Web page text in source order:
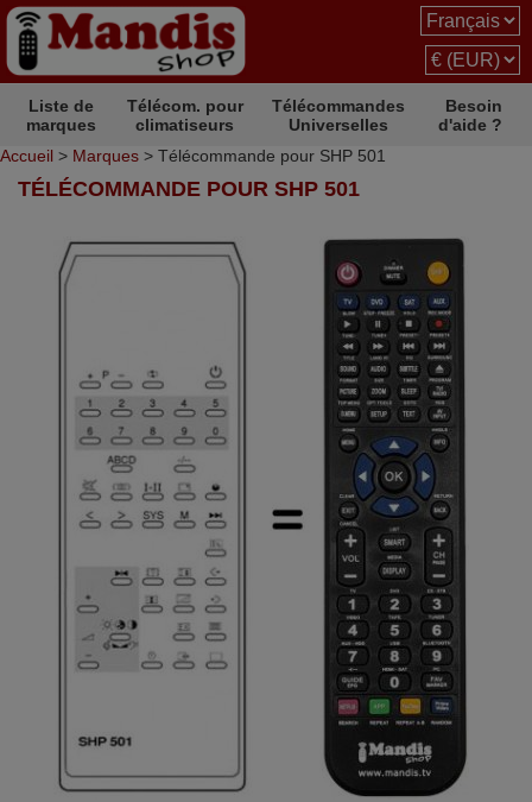
Liste de
marques
Télécom. pour
climatiseurs
Télécommandes
Universelles
Besoin
d'aide ?
Accueil > Marques > Télécommande pour SHP 501
TÉLÉCOMMANDE POUR SHP 501